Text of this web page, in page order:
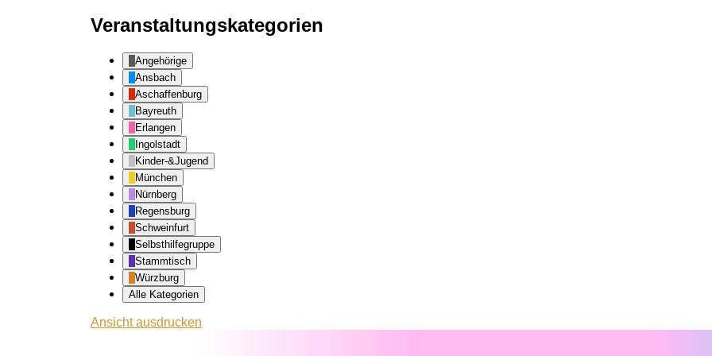
Veranstaltungskategorien
Angehörige
Ansbach
Aschaffenburg
Bayreuth
Erlangen
Ingolstadt
Kinder-&Jugend
München
Nürnberg
Regensburg
Schweinfurt
Selbsthilfegruppe
Stammtisch
Würzburg
Alle Kategorien
Ansichtausdrucken